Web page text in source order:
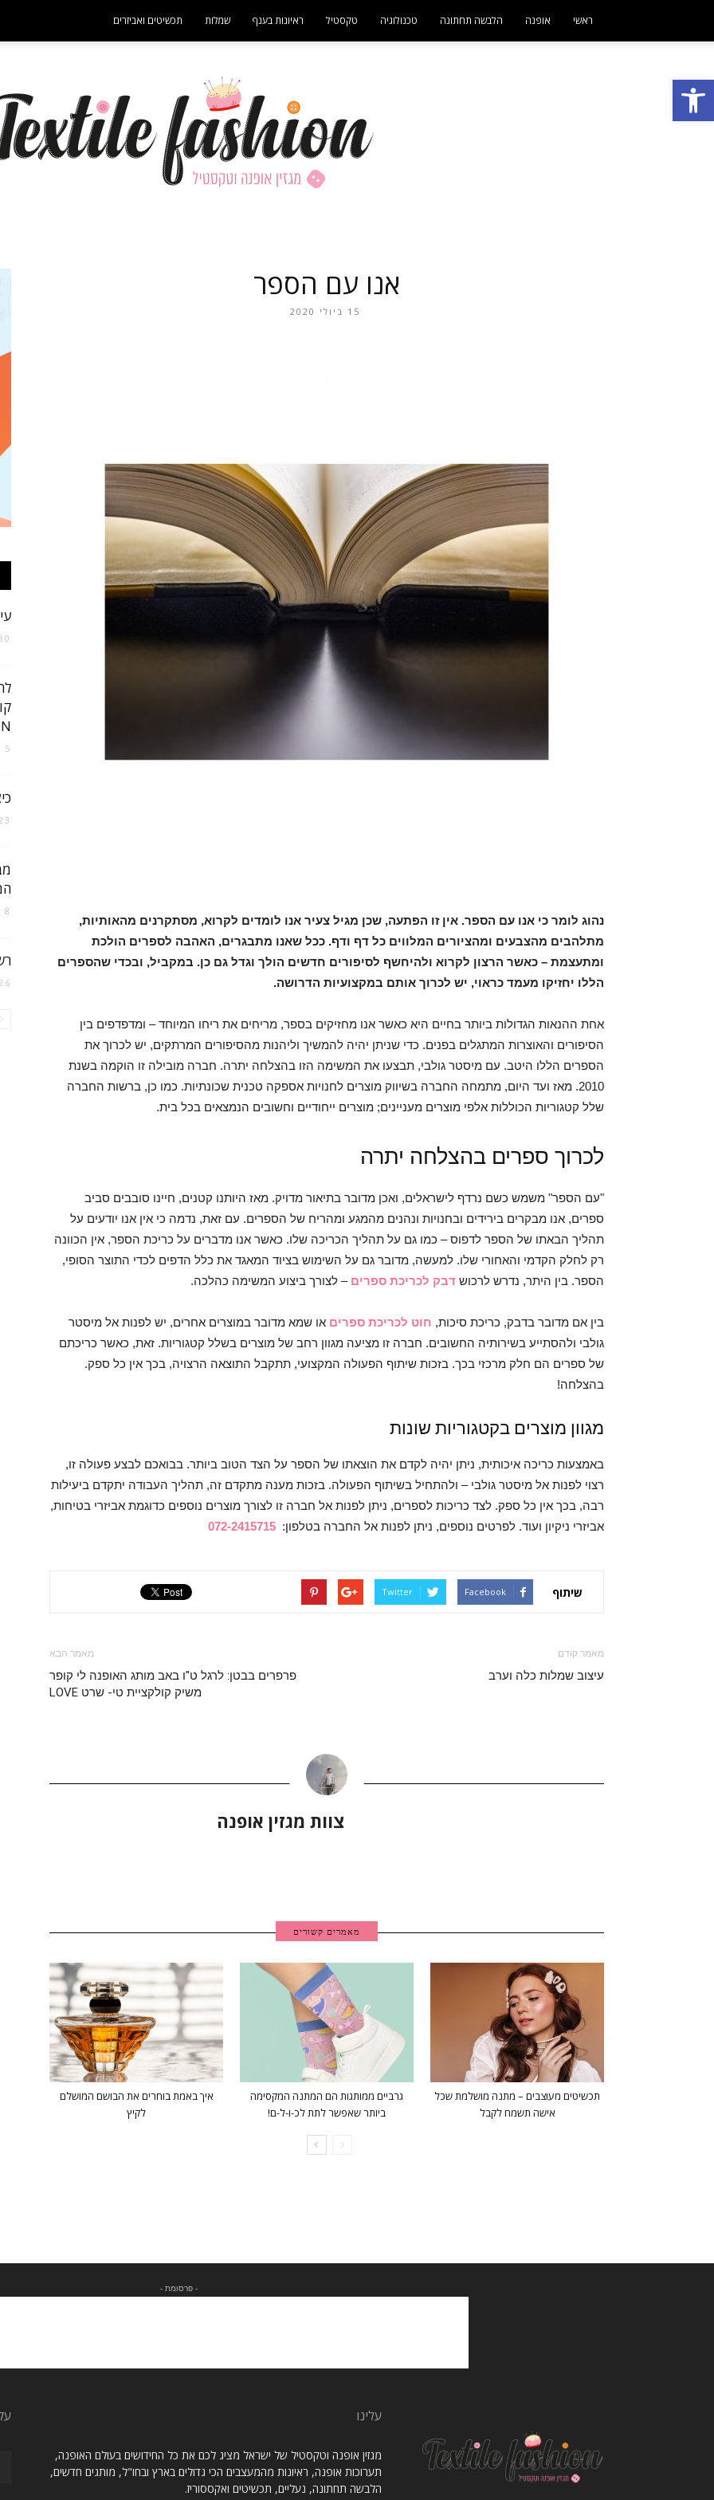
פתח סרגל נגישות
ראשי אופנה הלבשה תחתונה טכנולוגיה טקסטיל ראיונות בענף שמלות תכשיטים ואביזרים
וטקסטיל
אנו עם הספר
15 ביולי 2020
נהוג לומר כי אנו עם הספר. אין זו הפתעה, שכן מגיל צעיר אנו לומדים לקרוא, מסתקרנים מהאותיות,
מתלהבים מהצבעים ומהציורים המלווים כל דף ודף. ככל שאנו מתבגרים, האהבה לספרים הולכת
ומתעצמת – כאשר הרצון לקרוא ולהיחשף לסיפורים חדשים הולך וגדל גם כן. במקביל, ובכדי שהספרים
הללו יחזיקו מעמד כראוי, יש לכרוך אותם במקצועיות הדרושה.
אחת ההנאות הגדולות ביותר בחיים היא כאשר אנו מחזיקים בספר, מריחים את ריחו המיוחד – ומדפדפים בין
הסיפורים והאוצרות המתגלים בפנים. כדי שניתן יהיה להמשיך וליהנות מהסיפורים המרתקים, יש לכרוך את
הספרים הללו היטב. עם מיסטר גולבי, תבצעו את המשימה הזו בהצלחה יתרה. חברה מובילה זו הוקמה בשנת
2010. מאז ועד היום, מתמחה החברה בשיווק מוצרים לחנויות אספקה טכנית שכונתיות. כמו כן, ברשות החברה
שלל קטגוריות הכוללות אלפי מוצרים מעניינים; מוצרים ייחודיים וחשובים הנמצאים בכל בית.
לכרוך ספרים בהצלחה יתרה
"עם הספר" משמש כשם נרדף לישראלים, ואכן מדובר בתיאור מדויק. מאז היותנו קטנים, חיינו סובבים סביב
ספרים, אנו מבקרים בירידים ובחנויות ונהנים מהמגע ומהריח של הספרים. עם זאת, נדמה כי אין אנו יודעים על
תהליך הבאתו של הספר לדפוס – כמו גם על תהליך הכריכה שלו. כאשר אנו מדברים על כריכת הספר, אין הכוונה
רק לחלק הקדמי והאחורי שלו. למעשה, מדובר גם על השימוש בציוד המאגד את כלל הדפים לכדי התוצר הסופי,
הספר. בין היתר, נדרש לרכוש דבק לכריכת ספרים – לצורך ביצוע המשימה כהלכה.
בין אם מדובר בדבק, כריכת סיכות, חוט לכריכת ספרים או שמא מדובר במוצרים אחרים, יש לפנות אל מיסטר
גולבי ולהסתייע בשירותיה החשובים. חברה זו מציעה מגוון רחב של מוצרים בשלל קטגוריות. זאת, כאשר כריכתם
של ספרים הם חלק מרכזי בכך. בזכות שיתוף הפעולה המקצועי, תתקבל התוצאה הרצויה, בכך אין כל ספק.
בהצלחה!
מגוון מוצרים בקטגוריות שונות
באמצעות כריכה איכותית, ניתן יהיה לקדם את הוצאתו של הספר על הצד הטוב ביותר. בבואכם לבצע פעולה זו,
רצוי לפנות אל מיסטר גולבי – ולהתחיל בשיתוף הפעולה. בזכות מענה מתקדם זה, תהליך העבודה יתקדם ביעילות
רבה, בכך אין כל ספק. לצד כריכות לספרים, ניתן לפנות אל חברה זו לצורך מוצרים נוספים כדוגמת אביזרי בטיחות,
אביזרי ניקיון ועוד. לפרטים נוספים, ניתן לפנות אל החברה בטלפון: 072-2415715
שיתוף Facebook
Twitter
מאמר קודם
עיצוב שמלות כלה וערב
מאמר הבא
פרפרים בבטן: לרגל ט"ו באב מותג האופנה לי קופר
משיק קולקציית טי- שרט LOVE
צוות מגזין אופנה
מאמרים קשורים
תכשיטים מעוצבים – מתנה מושלמת שכל
אישה תשמח לקבל
גרביים ממותגות הם המתנה המקסימה
ביותר שאפשר לתת לכ-ו-ל-ם!
איך באמת בוחרים את הבושם המושלם
לקיץ
30 באפריל
5 באפריל 2021
23 בדצמבר
8 בדצמבר 2022
26 בפברואר
- פרסומת -
עלינו
מגזין אופנה וטקסטיל של ישראל מציג לכם את כל החידושים בעולם האופנה,
תערוכות אופנה, ראיונות מהמעצבים הכי גדולים בארץ ובחו"ל, מותגים חדשים,
הלבשה תחתונה, נעליים, תכשיטים ואקססוריז.